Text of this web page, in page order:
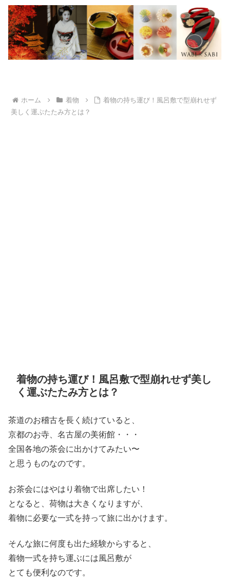
ホーム 着物
着物の持ち運び！風呂敷で型崩れせず
美しく運ぶたたみ方とは？
着物の持ち運び！風呂敷で型崩れせず美し
く運ぶたたみ方とは？
茶道のお稽古を長く続けていると、
京都のお寺、名古屋の美術館・・・
全国各地の茶会に出かけてみたい〜
と思うものなのです。
お茶会にはやはり着物で出席したい！
となると、荷物は大きくなりますが、
着物に必要な一式を持って旅に出かけます。
そんな旅に何度も出た経験からすると、
着物一式を持ち運ぶには風呂敷が
とても便利なのです。